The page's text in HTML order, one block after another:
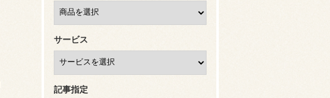
サービス
記事指定